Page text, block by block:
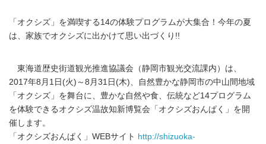
「オクシズ」を満喫する14の体験プログラムが大集合！今年の夏
は、家族でオクシズに出かけて思い出づくり!!
東海道歴史街道観光推進協議会（静岡市観光交流課内）は、
2017年8月1日(火)～8月31日(木)、自然豊かな静岡市の中山間地域
「オクシズ」を舞台に、豊かな自然や食、伝統など14プログラム
を体験できるオクシズ温故知新博覧会「オクシズおんぱく」を開
催します。
「オクシズおんぱく」WEBサイト http://shizuoka-